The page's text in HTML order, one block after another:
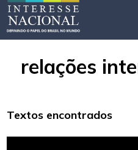
relações
Textos encontrados